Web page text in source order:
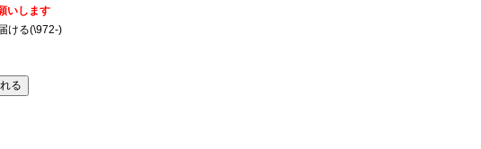
いします
ける(\972-)